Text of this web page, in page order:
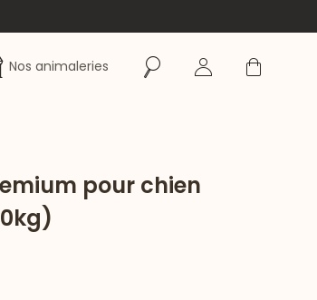
Nos animaleries RechercherSe connecter
Panier
pour chien